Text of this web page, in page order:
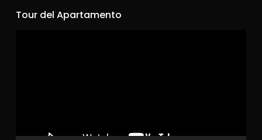
Tour del Apartamento